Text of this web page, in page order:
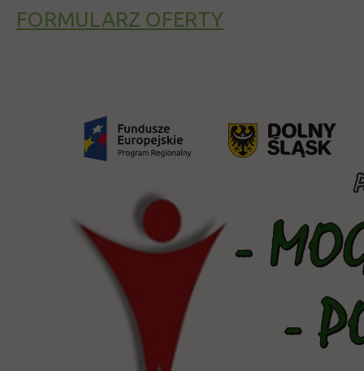
FORMULARZ OFERTY